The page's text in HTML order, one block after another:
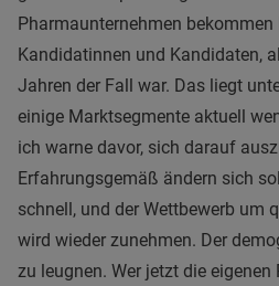
Pharmaunternehmen bekommen
Kandidatinnen und Kandidaten,
Jahren der Fall war. Das liegt
einige Marktsegmente aktuell
ich warne davor, sich darauf
Erfahrungsgemäß ändern sich
schnell, und der Wettbewerb um
wird wieder zunehmen. Der
zu leugnen. Wer jetzt die